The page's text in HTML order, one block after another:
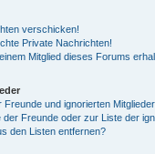
verschicken!
Private Nachrichten!
Mitglied dieses Forums
und ignorierten
Freunde oder zur Liste der
den Listen entfernen?